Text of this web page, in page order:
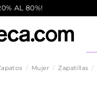
AL 80%!
Mujer Zapatillas